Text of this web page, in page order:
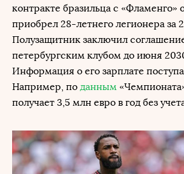
контракте бразильца с «Фламенго»
приобрел 28-летнего легионера за
Полузащитник заключил
петербургским клубом до июня
Информация о его зарплате
Например, по данным
получает 3,5 млн евро в год без